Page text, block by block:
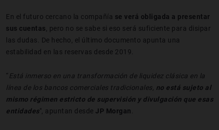
En el futuro cercano la compañía se verá obligada a presentar
sus cuentas , pero no se sabe si eso será suficiente para disipar
las dudas. De hecho, el último documento apunta una
estabilidad en las reservas desde 2019.
“ Está inmerso en una transformación de liquidez clásica en la
línea de los bancos comerciales tradicionales, no está sujeto al
mismo régimen estricto de supervisión y divulgación que esas
entidades", apuntan desde JP Morgan